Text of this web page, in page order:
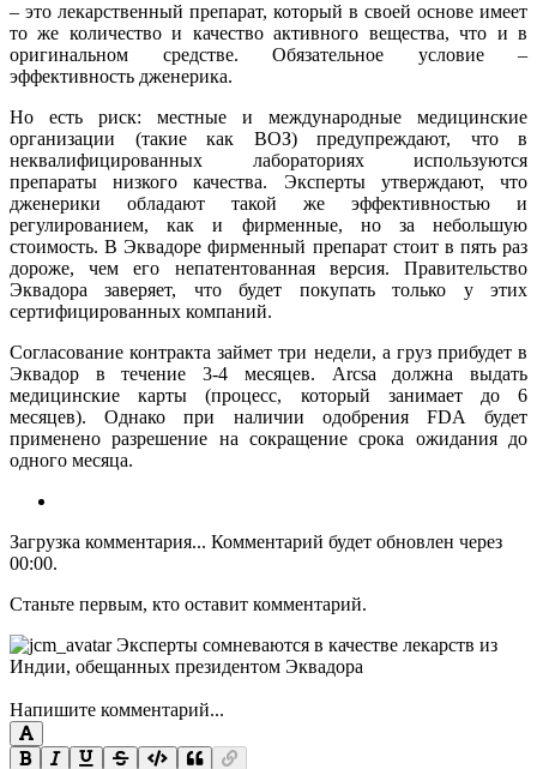
– это лекарственный препарат, который в своей основе имеет
то же количество и качество активного вещества, что и в
оригинальном средстве. Обязательное условие –
эффективность дженерика.
Но есть риск: местные и международные медицинские
организации (такие как ВОЗ) предупреждают, что в
неквалифицированных лабораториях используются
препараты низкого качества. Эксперты утверждают, что
дженерики обладают такой же эффективностью и
регулированием, как и фирменные, но за небольшую
стоимость. В Эквадоре фирменный препарат стоит в пять раз
дороже, чем его непатентованная версия. Правительство
Эквадора заверяет, что будет покупать только у этих
сертифицированных компаний.
Согласование контракта займет три недели, а груз прибудет в
Эквадор в течение 3-4 месяцев. Arcsa должна выдать
медицинские карты (процесс, который занимает до 6
месяцев). Однако при наличии одобрения FDA будет
применено разрешение на сокращение срока ожидания до
одного месяца.
Загрузка комментария... Комментарий будет обновлен через
00:00.
Станьте первым, кто оставит комментарий.
Напишите комментарий...